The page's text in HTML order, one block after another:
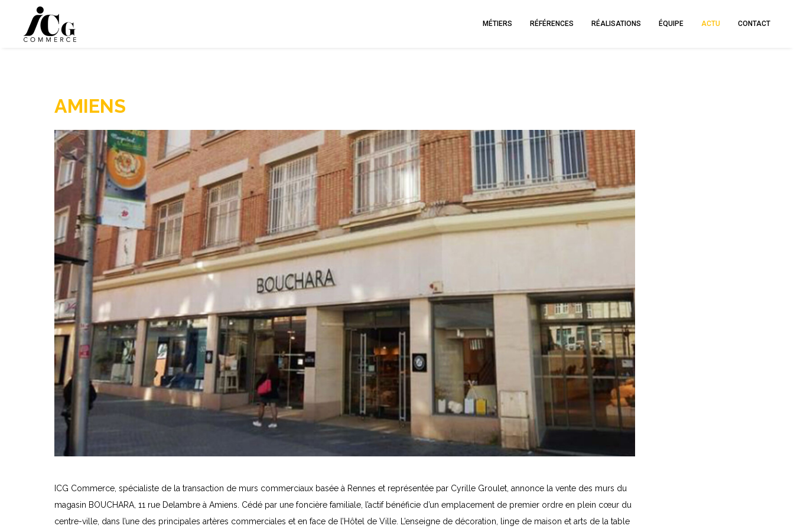
MÉTIERS RÉFÉRENCES RÉALISATIONS ÉQUIPE ACTU CONTACT
AMIENS
ICG Commerce, spécialiste de la transaction de murs commerciaux basée à Rennes et représentée par Cyrille Groulet, annonce la vente des murs du
magasin BOUCHARA, 11 rue Delambre à Amiens. Cédé par une foncière familiale, l’actif bénéficie d’un emplacement de premier ordre en plein cœur du
centre-ville, dans l’une des principales artères commerciales et en face de l’Hôtel de Ville. L’enseigne de décoration, linge de maison et arts de la table